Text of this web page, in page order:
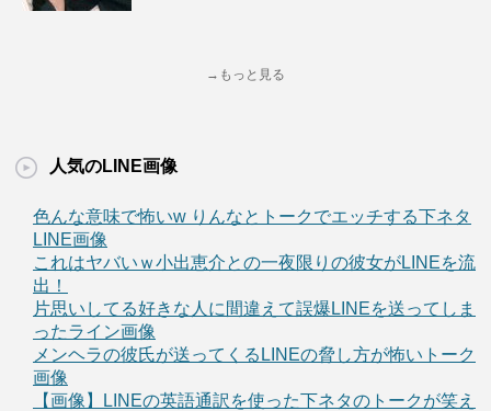
→もっと見る
人気のLINE画像
色んな意味で怖いw りんなとトークでエッチする下ネタ
LINE画像
これはヤバいｗ小出恵介との一夜限りの彼女がLINEを流
出！
片思いしてる好きな人に間違えて誤爆LINEを送ってしま
ったライン画像
メンヘラの彼氏が送ってくるLINEの脅し方が怖いトーク
画像
【画像】LINEの英語通訳を使った下ネタのトークが笑え